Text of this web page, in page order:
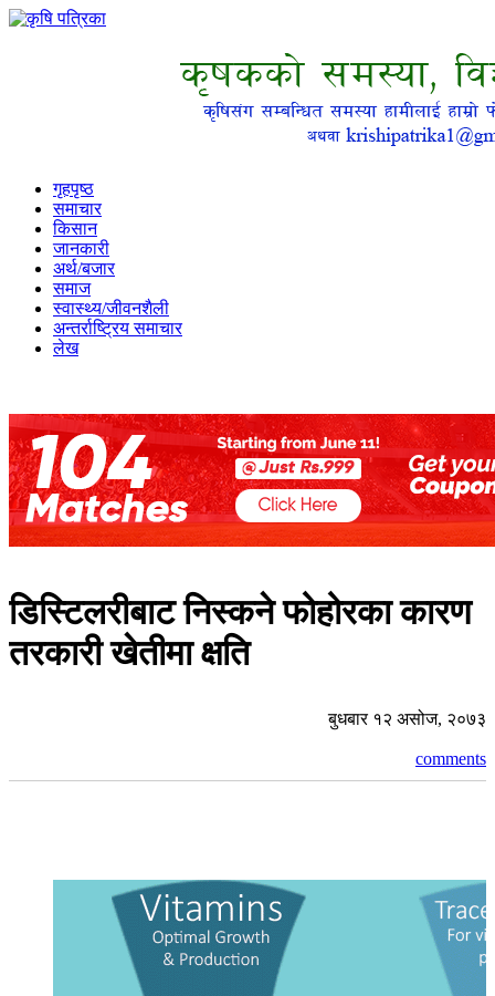
गृहपृष्ठ
समाचार
किसान
जानकारी
अर्थ/बजार
समाज
स्वास्थ्य/जीवनशैली
अन्तर्राष्ट्रिय समाचार
लेख
डिस्टिलरीबाट निस्कने फोहोरका कारण
तरकारी खेतीमा क्षति
बुधबार १२ असोज, २०७३
comments